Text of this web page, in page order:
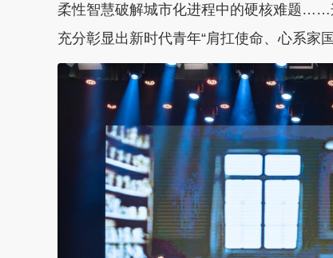
柔性智慧破解城市化进程中的硬核难题……
充分彰显出新时代青年“肩扛使命、心系家国